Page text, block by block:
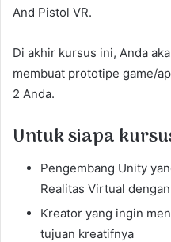
And Pistol VR.
Di akhir kursus ini, Anda
membuat prototipe game/
2 Anda.
Untuk siapa
Pengembang Unity
Realitas Virtual
Kreator yang ingin
tujuan kreatifnya